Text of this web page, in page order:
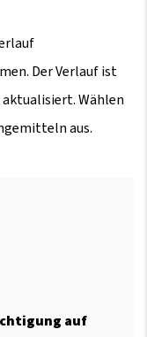
Der Verlauf ist
Wählen
aus.
auf